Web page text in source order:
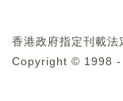
香港政府指定刊載
Copyright © 1998 -